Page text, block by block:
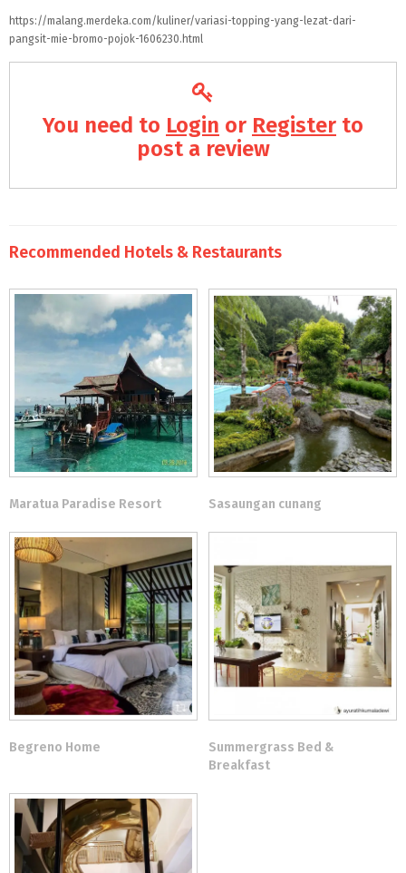
https://malang.merdeka.com/kuliner/variasi-topping-yang-lezat-dari-
pangsit-mie-bromo-pojok-1606230.html
You need to Login or Register to
post a review
Recommended Hotels & Restaurants
Maratua Paradise Resort Sasaungan cunang
Begreno Home
Summergrass Bed &
Breakfast